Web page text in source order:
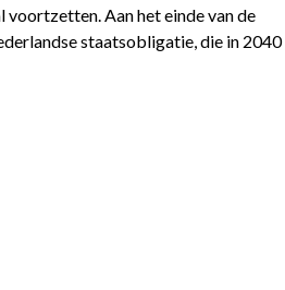
Aan het einde van de
staatsobligatie, die in 2040